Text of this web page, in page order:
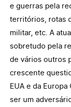
e guerras pela
territórios, rotas
militar, etc. A
sobretudo pela
de vários outros
crescente
EUA e da
ser um